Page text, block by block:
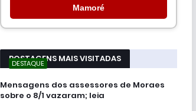
Mamoré
POSTAGENS MAIS VISITADAS
DESTAQUE
Mensagens dos assessores de Moraes
sobre o 8/1 vazaram; leia